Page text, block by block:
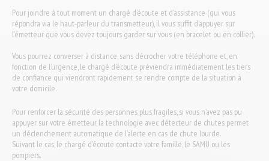
Pour joindre à tout moment un chargé d’écoute et d’assistance (qui vous
répondra via le haut-parleur du transmetteur), il vous suffit d’appuyer sur
l’émetteur que vous devez toujours garder sur vous (en bracelet ou en collier).
Vous pourrez converser à distance, sans décrocher votre téléphone et, en
fonction de l’urgence, le chargé d’écoute préviendra immédiatement les tiers
de confiance qui viendront rapidement se rendre compte de la situation à
votre domicile.
Pour renforcer la sécurité des personnes plus fragiles, si vous n’avez pas pu
appuyer sur votre émetteur, la technologie avec détecteur de chutes permet
un déclenchement automatique de l’alerte en cas de chute lourde.
Suivant le cas, le chargé d’écoute contacte votre famille, le SAMU ou les
pompiers.